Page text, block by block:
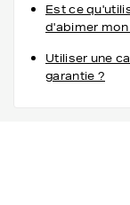
Est ce
d'abimer
Utiliser une
garantie ?